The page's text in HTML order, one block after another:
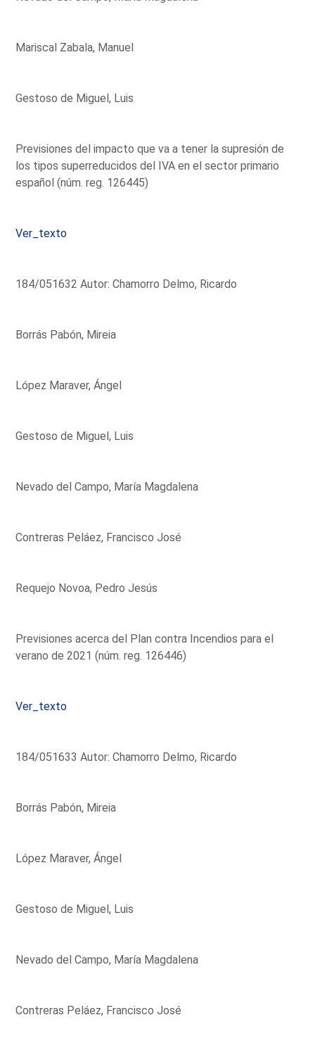
Mariscal Zabala, Manuel
Gestoso de Miguel, Luis
Previsiones del impacto que va a tener la supresión de
los tipos superreducidos del IVA en el sector primario
español (núm. reg. 126445)
Ver_texto
184/051632 Autor: Chamorro Delmo, Ricardo
Borrás Pabón, Mireia
López Maraver, Ángel
Gestoso de Miguel, Luis
Nevado del Campo, María Magdalena
Contreras Peláez, Francisco José
Requejo Novoa, Pedro Jesús
Previsiones acerca del Plan contra Incendios para el
verano de 2021 (núm. reg. 126446)
Ver_texto
184/051633 Autor: Chamorro Delmo, Ricardo
Borrás Pabón, Mireia
López Maraver, Ángel
Gestoso de Miguel, Luis
Nevado del Campo, María Magdalena
Contreras Peláez, Francisco José